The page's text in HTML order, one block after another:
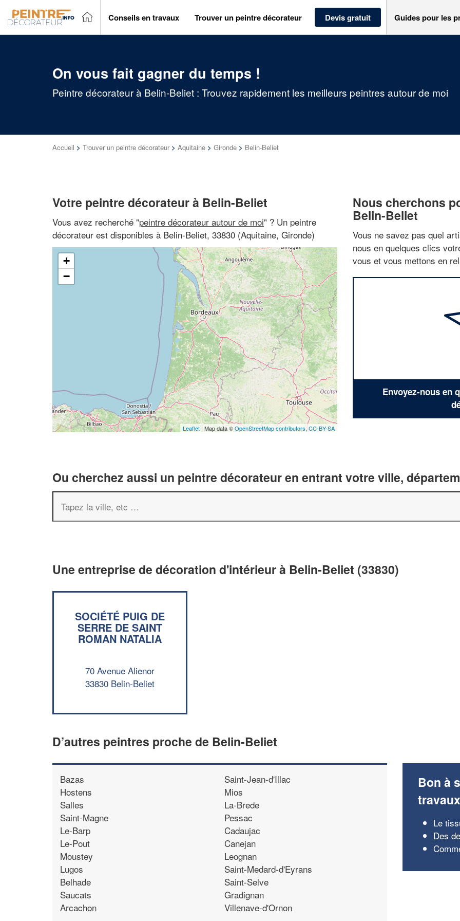
Conseils en travaux Trouver un peintre décorateur Devis gratuit Guides pour les
On vous fait gagner du temps !
Peintre décorateur à Belin-Beliet : Trouvez rapidement les meilleurs peintres autour de moi
Accueil > Trouver un peintre décorateur > Aquitaine > Gironde > Belin-Beliet
Votre peintre décorateur à Belin-Beliet
Vous avez recherché "peintre décorateur autour de moi" ? Un peintre
décorateur est disponibles à Belin-Beliet, 33830 (Aquitaine, Gironde)
+
−
Leaflet | Map data ©OpenStreetMap contributors,CC-BY-SA
Nous cherchons
Belin-Beliet
Vous ne savez pas quel
nous en quelques clics
vous et vous mettons en
Envoyez-nous en
Ou cherchez aussi un peintre décorateur en entrant votre ville,
Une entreprise de décoration d'intérieur à Belin-Beliet (33830)
SOCIÉTÉ PUIG DE
SERRE DE SAINT
ROMAN NATALIA
70 Avenue Alienor
33830 Belin-Beliet
D’autres peintres proche de Belin-Beliet
Bazas
Hostens
Salles
Saint-Magne
Le-Barp
Le-Pout
Moustey
Lugos
Belhade
Saucats
Arcachon
Saint-Jean-d'Illac
Mios
La-Brede
Pessac
Cadaujac
Canejan
Leognan
Saint-Medard-d'Eyrans
Saint-Selve
Gradignan
Villenave-d'Ornon
Bon à
travaux
Le
Des